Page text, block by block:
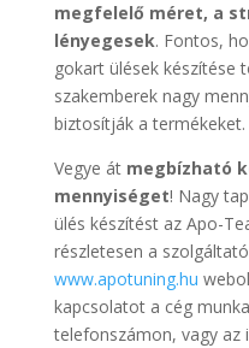
megfelelő méret, a
lényegesek. Fontos,
gokart ülések készítése
szakemberek nagy
biztosítják a termékeket.
Vegye át megbízható
mennyiséget! Nagy
ülés készítést az Apo-
részletesen a
www.apotuning.hu
kapcsolatot a cég
telefonszámon, vagy az